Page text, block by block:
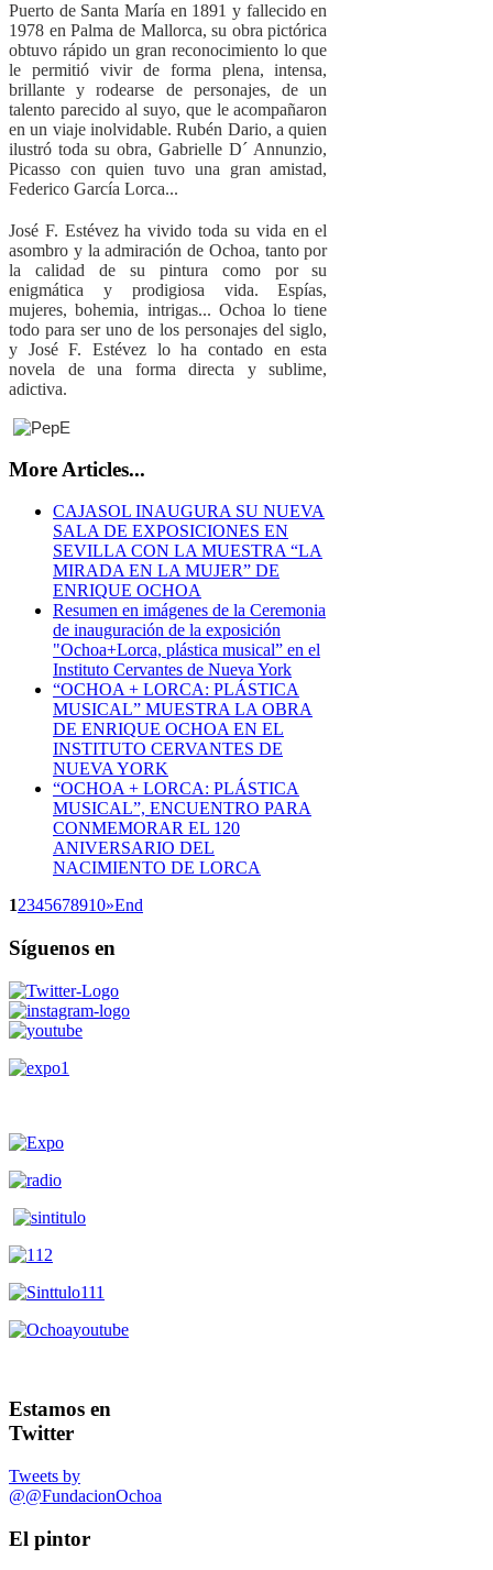
Puerto de Santa María en 1891 y fallecido en
1978 en Palma de Mallorca, su obra pictórica
obtuvo rápido un gran reconocimiento lo que
le permitió vivir de forma plena, intensa,
brillante y rodearse de personajes, de un
talento parecido al suyo, que le acompañaron
en un viaje inolvidable. Rubén Dario, a quien
ilustró toda su obra, Gabrielle D´ Annunzio,
Picasso con quien tuvo una gran amistad,
Federico García Lorca...
José F. Estévez ha vivido toda su vida en el
asombro y la admiración de Ochoa, tanto por
la calidad de su pintura como por su
enigmática y prodigiosa vida. Espías,
mujeres, bohemia, intrigas... Ochoa lo tiene
todo para ser uno de los personajes del siglo,
y José F. Estévez lo ha contado en esta
novela de una forma directa y sublime,
adictiva.
More Articles...
CAJASOL INAUGURA SU NUEVA
SALA DE EXPOSICIONES EN
SEVILLA CON LA MUESTRA “LA
MIRADA EN LA MUJER” DE
ENRIQUE OCHOA
Resumen en imágenes de la Ceremonia
de inauguración de la exposición
"Ochoa+Lorca, plástica musical” en el
Instituto Cervantes de Nueva York
“OCHOA + LORCA: PLÁSTICA
MUSICAL” MUESTRA LA OBRA
DE ENRIQUE OCHOA EN EL
INSTITUTO CERVANTES DE
NUEVA YORK
“OCHOA + LORCA: PLÁSTICA
MUSICAL”, ENCUENTRO PARA
CONMEMORAR EL 120
ANIVERSARIO DEL
NACIMIENTO DE LORCA
12345678910»End
Síguenos en
Estamos en
Twitter
Tweets by
@@FundacionOchoa
El pintor